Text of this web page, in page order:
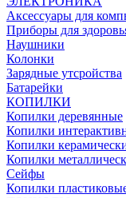
Аксессуары для
Приборы для
Наушники
Колонки
Зарядные утсройства
Батарейки
КОПИЛКИ
Копилки деревянные
Копилки
Копилки
Копилки
Сейфы
Копилки